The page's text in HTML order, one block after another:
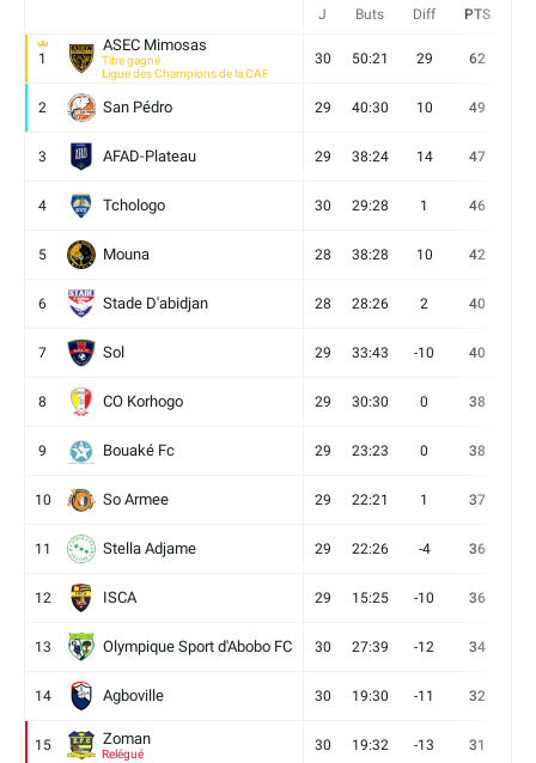
J Buts Diff PTS
1
ASEC Mimosas
Titre gagné
Ligue des Champions de la CAF
30 50:21 29 62
2 San Pédro 29 40:30 10 49
3 AFAD-Plateau 29 38:24 14 47
4 Tchologo 30 29:28 1 46
5 Mouna 28 38:28 10 42
6 Stade D'abidjan 28 28:26 2 40
7 Sol 29 33:43 -10 40
8 CO Korhogo 29 30:30 0 38
9 Bouaké Fc 29 23:23 0 38
10 So Armee 29 22:21 1 37
11 Stella Adjame 29 22:26 -4 36
12 ISCA 29 15:25 -10 36
13 Olympique Sport d'Abobo FC 30 27:39 -12 34
14 Agboville 30 19:30 -11 32
15 Zoman
Relégué
30 19:32 -13 31